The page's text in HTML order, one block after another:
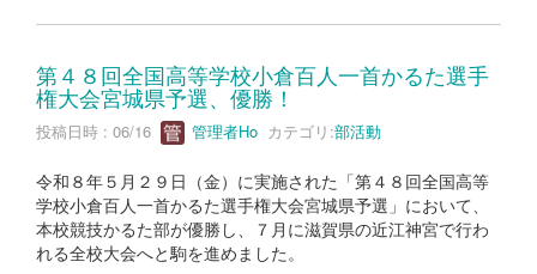
第４８回全国高等学校小倉百人一首かるた選手
権大会宮城県予選、優勝！
投稿日時 : 06/16 管理者Ho カテゴリ:部活動
令和８年５月２９日（金）に実施された「第４８回全国高等
学校小倉百人一首かるた選手権大会宮城県予選」において、
本校競技かるた部が優勝し、７月に滋賀県の近江神宮で行わ
れる全校大会へと駒を進めました。